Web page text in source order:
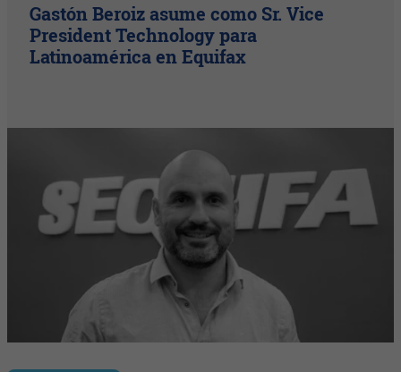
Gastón Beroiz asume como Sr. Vice
President Technology para
Latinoamérica en Equifax